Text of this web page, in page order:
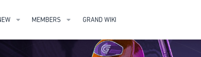
MEMBERS GRAND WIKI